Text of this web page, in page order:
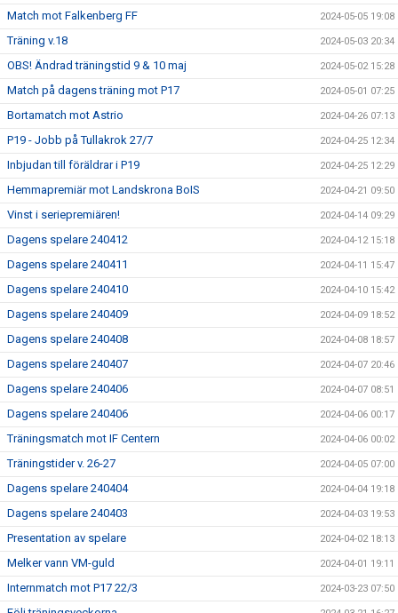
Match mot Falkenberg FF 2024-05-05 19:08
Träning v.18 2024-05-03 20:34
OBS! Ändrad träningstid 9 & 10 maj 2024-05-02 15:28
Match på dagens träning mot P17 2024-05-01 07:25
Bortamatch mot Astrio 2024-04-26 07:13
P19 - Jobb på Tullakrok 27/7 2024-04-25 12:34
Inbjudan till föräldrar i P19 2024-04-25 12:29
Hemmapremiär mot Landskrona BoIS 2024-04-21 09:50
Vinst i seriepremiären! 2024-04-14 09:29
Dagens spelare 240412 2024-04-12 15:18
Dagens spelare 240411 2024-04-11 15:47
Dagens spelare 240410 2024-04-10 15:42
Dagens spelare 240409 2024-04-09 18:52
Dagens spelare 240408 2024-04-08 18:57
Dagens spelare 240407 2024-04-07 20:46
Dagens spelare 240406 2024-04-07 08:51
Dagens spelare 240406 2024-04-06 00:17
Träningsmatch mot IF Centern 2024-04-06 00:02
Träningstider v. 26-27 2024-04-05 07:00
Dagens spelare 240404 2024-04-04 19:18
Dagens spelare 240403 2024-04-03 19:53
Presentation av spelare 2024-04-02 18:13
Melker vann VM-guld 2024-04-01 19:11
Internmatch mot P17 22/3 2024-03-23 07:50